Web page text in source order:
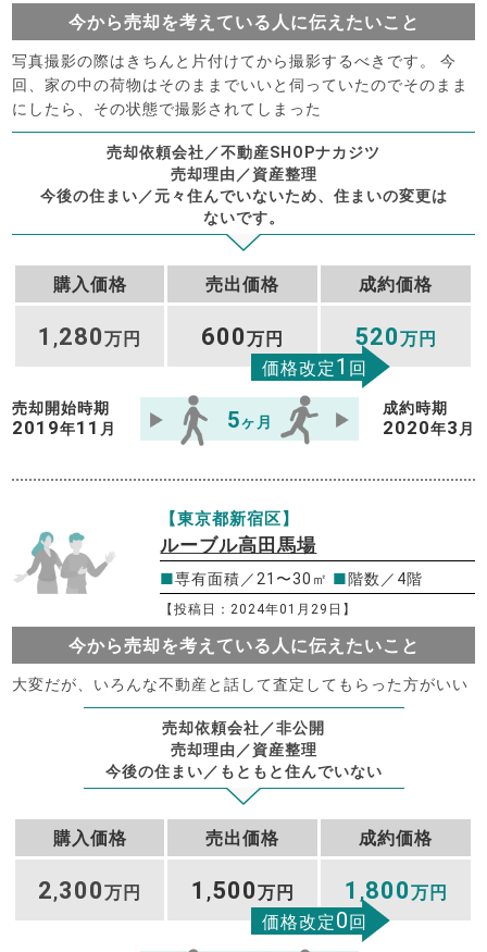
今から売却を考えている人に伝えたいこと
写真撮影の際はきちんと片付けてから撮影するべきです。 今
回、家の中の荷物はそのままでいいと伺っていたのでそのまま
にしたら、その状態で撮影されてしまった
売却依頼会社／不動産SHOPナカジツ
売却理由／資産整理
今後の住まい／元々住んでいないため、住まいの変更は
ないです。
購入価格 売出価格 成約価格
1 ,280万円 600万円 520万円
価格改定1 回
売却開始時期
2019年11 月 5ヶ月
成約時期
2020年3 月
【東京都新宿区】
ルーブル高田馬場
■専有面積／21〜30㎡ ■階数／4階
【投稿日：2024年01月29日】
今から売却を考えている人に伝えたいこと
大変だが、いろんな不動産と話して査定してもらった方がいい
売却依頼会社／非公開
売却理由／資産整理
今後の住まい／もともと住んでいない
購入価格 売出価格 成約価格
2,300万円 1 ,500万円 1 ,800万円
価格改定0回